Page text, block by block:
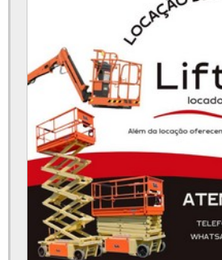
Peças para plataforma elevatória
Plataforma articulada 12m aluguel
Plataforma elevatória 15m
Plataforma elevatória 30 metros
Plataforma elevatória 40 metros
Plataforma elevatória 45 metros
Plataforma elevatória 6 metros
Plataforma elevatória aluguel preço